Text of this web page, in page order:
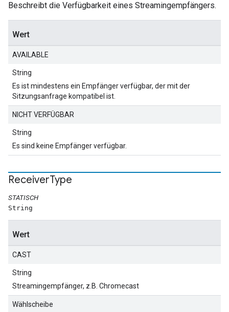
Beschreibt die Verfügbarkeit eines Streamingempfängers.
Wert
AVAILABLE
String
Es ist mindestens ein Empfänger verfügbar, der mit der
Sitzungsanfrage kompatibel ist.
NICHT VERFÜGBAR
String
Es sind keine Empfänger verfügbar.
ReceiverType
STATISCH
String
Wert
CAST
String
Streamingempfänger, z.B. Chromecast
Wählscheibe